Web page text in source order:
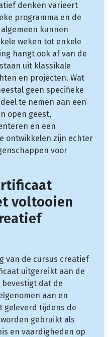
denken varieert
programma en de
kunnen
weken tot enkele
hangt ook af van de
uit klassikale
en projecten. Wat
geen specifieke
te nemen aan een
open geest,
en een
ontwikkelen zijn echter
voor
voltooien
van de cursus creatief
uitgereikt aan de
dat de
aan en
geleverd tijdens de
gebruikt als
en vaardigheden op